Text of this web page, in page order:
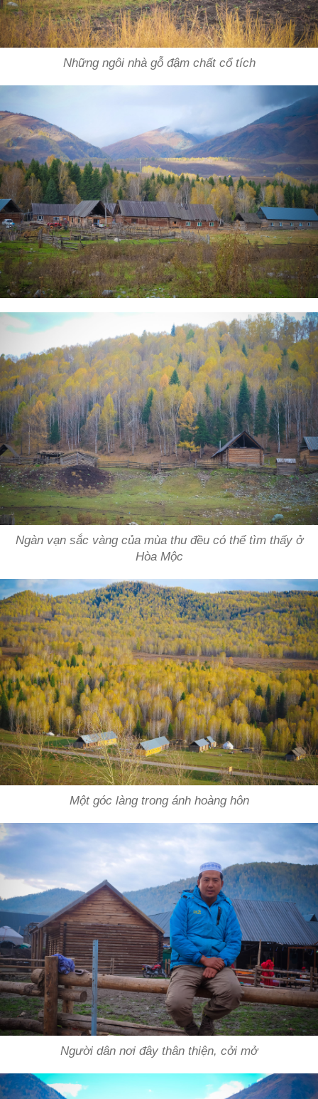
Những ngôi nhà gỗ đậm chất cổ tích
Ngàn vạn sắc vàng của mùa thu đều có thể tìm thấy ở
Hòa Mộc
Một góc làng trong ánh hoàng hôn
Người dân nơi đây thân thiện, cởi mở